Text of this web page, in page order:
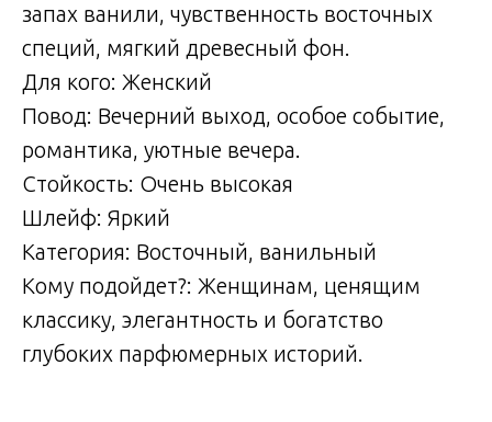
запах ванили, чувственность восточных
специй, мягкий древесный фон.
Для кого: Женский
Повод: Вечерний выход, особое событие,
романтика, уютные вечера.
Стойкость: Очень высокая
Шлейф: Яркий
Категория: Восточный, ванильный
Кому подойдет?: Женщинам, ценящим
классику, элегантность и богатство
глубоких парфюмерных историй.